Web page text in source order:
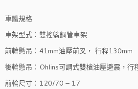
車體規格
車架型式：雙搖籃鋼管車架
前輪懸吊：41mm油壓前叉， 行程130mm
後輪懸吊：Ohlins可調式雙槍油壓避震，行
前輪尺寸：120/70 – 17